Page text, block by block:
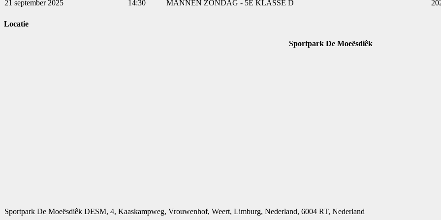
21 september 2025
14:30 MANNEN ZONDAG - 5E KLASSE D
Locatie
Sportpark De Moeësdiêk
Sportpark De Moeësdiêk DESM, 4, Kaaskampweg, Vrouwenhof, Weert, Limburg, Nederland, 6004 RT, Nederland